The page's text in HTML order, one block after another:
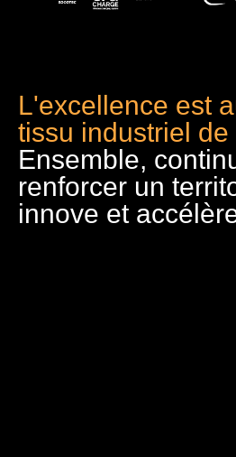
L'excellence est
tissu industriel de
Ensemble,
renforcer un
innove et